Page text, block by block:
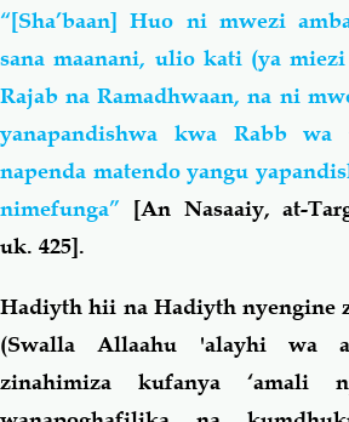
“[Sha’baan] Huo ni mwezi
sana maanani, ulio kati (ya
Rajab na Ramadhwaan, na ni
yanapandishwa kwa Rabb wa
napenda matendo yangu
nimefunga” [An Nasaaiy, at-
uk. 425].
Hadiyth hii na Hadiyth nyengine
(Swalla Allaahu 'alayhi wa
zinahimiza kufanya ‘amali